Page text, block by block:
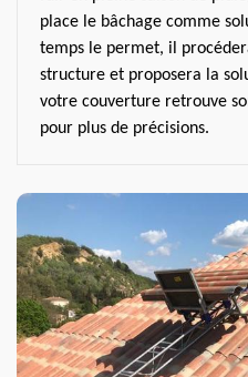
place le bâchage comme
temps le permet, il
structure et proposera la
votre couverture retrouve
pour plus de précisions.